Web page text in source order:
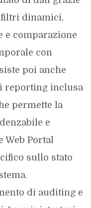
dinamici,
e comparazione
con
poi anche
reporting inclusa
permette la
e
Web Portal
sullo stato
di auditing e